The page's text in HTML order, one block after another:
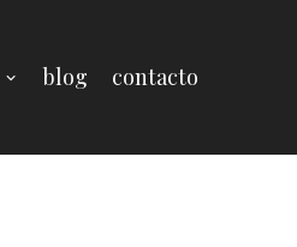
blog contacto